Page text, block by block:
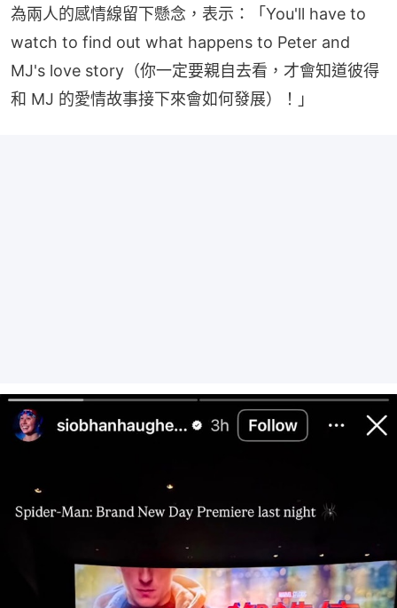
為兩人的感情線留下懸念，表示：「You'll have to
watch to find out what happens to Peter and
MJ's love story（你一定要親自去看，才會知道彼得
和 MJ 的愛情故事接下來會如何發展）！」